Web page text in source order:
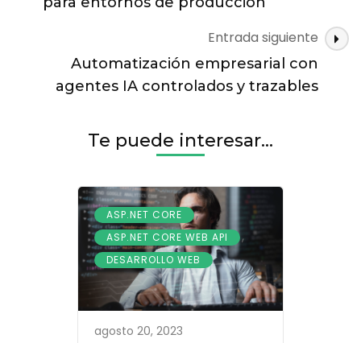
y
Entrada siguiente
Automatización empresarial con
agentes IA controlados y trazables
Te puede interesar...
ASP.NET CORE ,
ASP.NET CORE WEB API ,
DESARROLLO WEB
agosto 20, 2023